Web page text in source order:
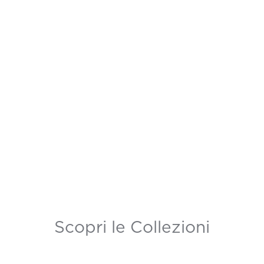
Scopri le Collezioni